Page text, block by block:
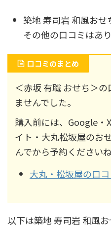
築地 寿司岩 和風おせ
その他の口コミはあ
口コミのまとめ
＜赤坂 有職 おせち＞
ませんでした。
購入前には、Google
イト・大丸松坂屋のお
んでから予約くださいね
大丸・松坂屋の口コ
以下は築地 寿司岩 和風